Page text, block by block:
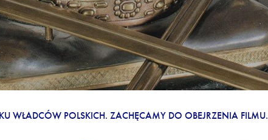
WŁADCÓW POLSKICH. ZACHĘCAMY DO OBEJRZENIA FILMU.